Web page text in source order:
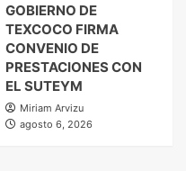
GOBIERNO DE
TEXCOCO FIRMA
CONVENIO DE
PRESTACIONES CON
EL SUTEYM
Miriam Arvizu
agosto 6, 2026